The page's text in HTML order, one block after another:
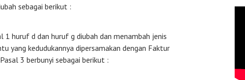
sebagai berikut :
1 huruf d dan huruf g diubah dan menambah jenis
yang kedudukannya dipersamakan dengan Faktur
3 berbunyi sebagai berikut :